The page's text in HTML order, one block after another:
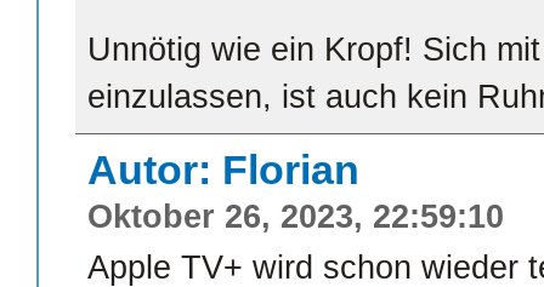
Unnötig wie ein Kropf! Sich
einzulassen, ist auch kein
Autor: Florian
Oktober 26, 2023, 22:59:10
Apple TV+ wird schon wieder